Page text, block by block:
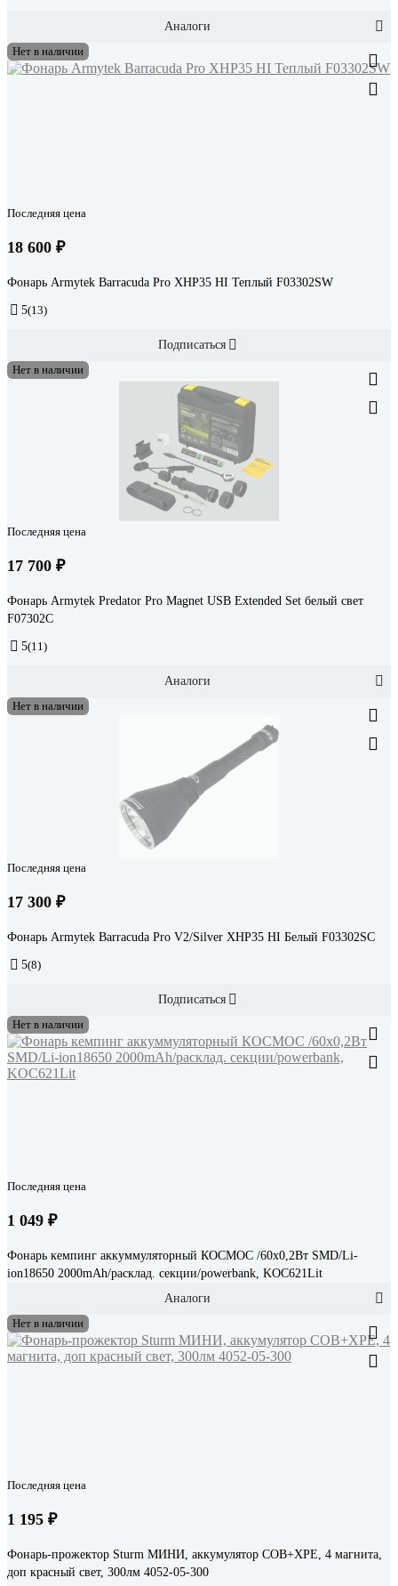
Аналоги
Нет в наличии
Последняя цена
18 600 ₽
Фонарь Armytek Barracuda Pro XHP35 HI Теплый F03302SW
5(13)
Подписаться
Нет в наличии
Последняя цена
17 700 ₽
Фонарь Armytek Predator Pro Magnet USB Extended Set белый свет
F07302C
5(11)
Аналоги
Нет в наличии
Последняя цена
17 300 ₽
Фонарь Armytek Barracuda Pro V2/Silver XHP35 HI Белый F03302SC
5(8)
Подписаться
Нет в наличии
Последняя цена
1 049 ₽
Фонарь кемпинг аккуммуляторный КОСМОС /60х0,2Вт SMD/Li-
ion18650 2000mAh/расклад. секции/powerbank, KOC621Lit
Аналоги
Нет в наличии
Последняя цена
1 195 ₽
Фонарь-прожектор Sturm МИНИ, аккумулятор COB+XPE, 4 магнита,
доп красный свет, 300лм 4052-05-300